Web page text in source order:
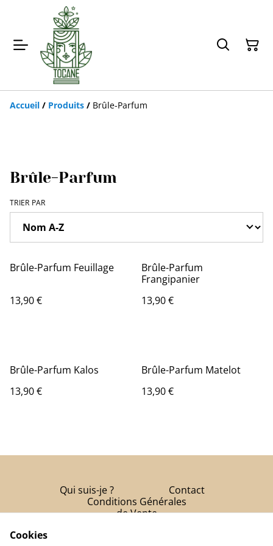
Accueil / Produits / Brûle-Parfum
Brûle-Parfum
TRIER PAR
Brûle-Parfum Feuillage
13,90 €
Brûle-Parfum
Frangipanier
13,90 €
Brûle-Parfum Kalos
13,90 €
Brûle-Parfum Matelot
13,90 €
Qui suis-je ?
Contact
Conditions Générales
de Vente
Cookies